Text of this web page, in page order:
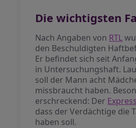
Die wichtigsten
Nach Angaben von RTL
den Beschuldigten
Er befindet sich seit
in Untersuchungshaft.
soll der Mann acht
missbraucht haben.
erschreckend: Der Express
dass der Verdächtige die
haben soll.